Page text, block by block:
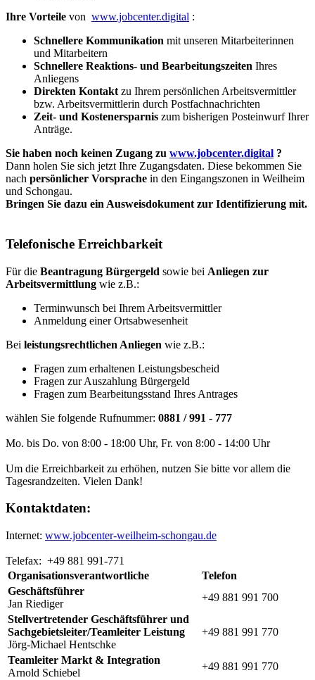
Ihre Vorteile von www.jobcenter.digital :
Schnellere Kommunikation mit unseren Mitarbeiterinnen
und Mitarbeitern
Schnellere Reaktions- und Bearbeitungszeiten Ihres
Anliegens
Direkten Kontakt zu Ihrem persönlichen Arbeitsvermittler
bzw. Arbeitsvermittlerin durch Postfachnachrichten
Zeit- und Kostenersparnis zum bisherigen Posteinwurf Ihrer
Anträge.
Sie haben noch keinen Zugang zu www.jobcenter.digital ?
Dann holen Sie sich jetzt Ihre Zugangsdaten. Diese bekommen Sie
nach persönlicher Vorsprache in den Eingangszonen in Weilheim
und Schongau.
Bringen Sie dazu ein Ausweisdokument zur Identifizierung mit.
Telefonische Erreichbarkeit
Für die Beantragung Bürgergeld sowie bei Anliegen zur
Arbeitsvermittlung wie z.B.:
Terminwunsch bei Ihrem Arbeitsvermittler
Anmeldung einer Ortsabwesenheit
Bei leistungsrechtlichen Anliegen wie z.B.:
Fragen zum erhaltenen Leistungsbescheid
Fragen zur Auszahlung Bürgergeld
Fragen zum Bearbeitungsstand Ihres Antrages
wählen Sie folgende Rufnummer: 0881 / 991 - 777
Mo. bis Do. von 8:00 - 18:00 Uhr, Fr. von 8:00 - 14:00 Uhr
Um die Erreichbarkeit zu erhöhen, nutzen Sie bitte vor allem die
Tagesrandzeiten. Vielen Dank!
Kontaktdaten:
Internet: www.jobcenter-weilheim-schongau.de
Telefax: +49 881 991-771
Organisationsverantwortliche
Telefon
Geschäftsführer
Jan Riediger
+49 881 991 700
Stellvertretender Geschäftsführer und
Sachgebietsleiter/Teamleiter Leistung
Jörg-Michael Hentschke
+49 881 991 770
Teamleiter Markt & Integration
Arnold Schiebel
+49 881 991 770